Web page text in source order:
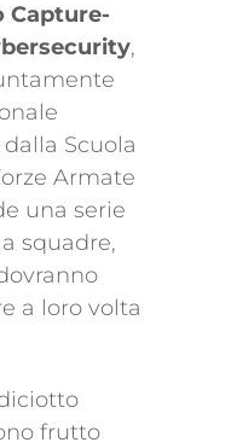
Capture-
,
Scuola
Armate
una serie
squadre,
a loro volta
frutto